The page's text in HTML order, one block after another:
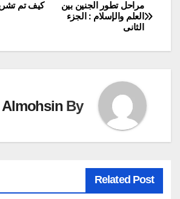
تصفّح
المقالات
كيف تم
مراحل تطور الجنين بين
العلم والإسلام : الجزء
الثانى
By
Almohsin
Related Post